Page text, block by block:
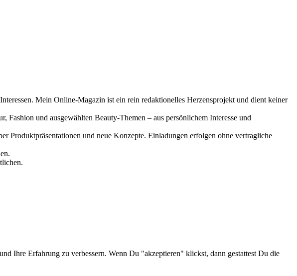
Mein Online-Magazin ist ein rein redaktionelles Herzensprojekt und dient keiner
und ausgewählten Beauty-Themen – aus persönlichem Interesse und
Produktpräsentationen und neue Konzepte. Einladungen erfolgen ohne vertragliche
Ihre Erfahrung zu verbessern. Wenn Du "akzeptieren" klickst, dann gestattest Du die